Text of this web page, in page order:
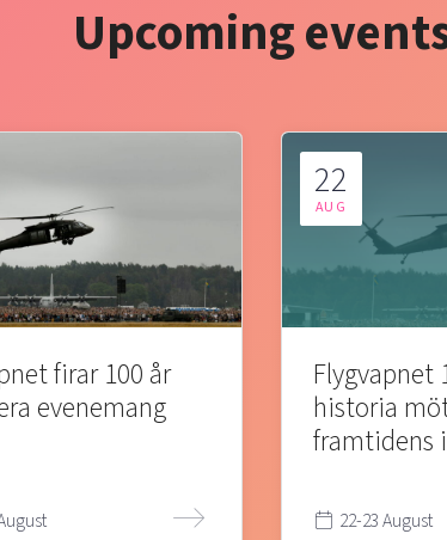
Upcoming
firar 100 år
evenemang
22
AUG
Flygvapnet
historia
framtidens
22-23 August